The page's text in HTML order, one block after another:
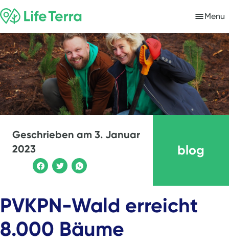
Menu
Geschrieben am 3. Januar
2023
blog
PVKPN-Wald erreicht
8.000 Bäume